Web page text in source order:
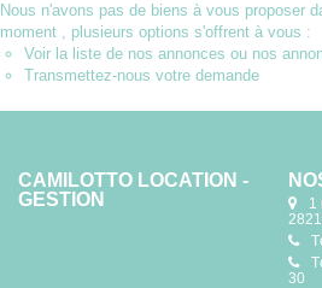
Nous n'avons pas de biens à vous proposer
moment , plusieurs options s'offrent à vous :
Voir la liste de nos annonces ou nos
Transmettez-nous votre demande
CAMILOTTO LOCATION -
GESTION
1
30